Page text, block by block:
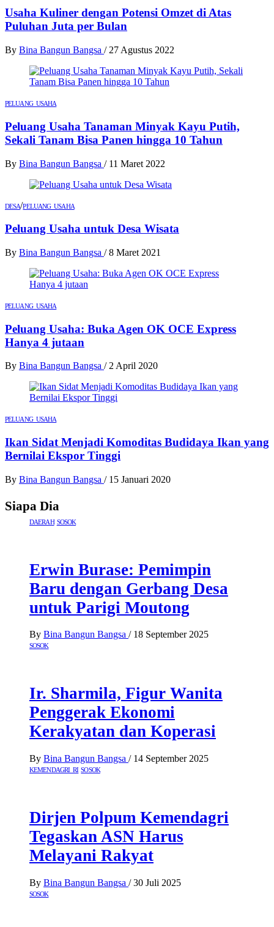
Usaha Kuliner dengan Potensi Omzet di Atas
Puluhan Juta per Bulan
By Bina Bangun Bangsa / 27 Agustus 2022
PELUANG USAHA
Peluang Usaha Tanaman Minyak Kayu Putih,
Sekali Tanam Bisa Panen hingga 10 Tahun
By Bina Bangun Bangsa / 11 Maret 2022
DESA/PELUANG USAHA
Peluang Usaha untuk Desa Wisata
By Bina Bangun Bangsa / 8 Maret 2021
PELUANG USAHA
Peluang Usaha: Buka Agen OK OCE Express
Hanya 4 jutaan
By Bina Bangun Bangsa / 2 April 2020
PELUANG USAHA
Ikan Sidat Menjadi Komoditas Budidaya Ikan yang
Bernilai Ekspor Tinggi
By Bina Bangun Bangsa / 15 Januari 2020
Siapa Dia
DAERAH SOSOK
Erwin Burase: Pemimpin
Baru dengan Gerbang Desa
untuk Parigi Moutong
By Bina Bangun Bangsa / 18 September 2025
SOSOK
Ir. Sharmila, Figur Wanita
Penggerak Ekonomi
Kerakyatan dan Koperasi
By Bina Bangun Bangsa / 14 September 2025
KEMENDAGRI RI SOSOK
Dirjen Polpum Kemendagri
Tegaskan ASN Harus
Melayani Rakyat
By Bina Bangun Bangsa / 30 Juli 2025
SOSOK